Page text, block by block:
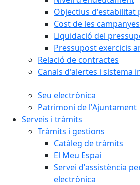
Objectius d'estabilitat
Cost de les
Liquidació del
Pressupost exercicis
Relació de contractes
Canals d'alertes i sistema
Seu electrònica
Patrimoni de l'Ajuntament
Serveis i tràmits
Tràmits i gestions
Catàleg de tràmits
El Meu Espai
Servei d'assistència
electrònica